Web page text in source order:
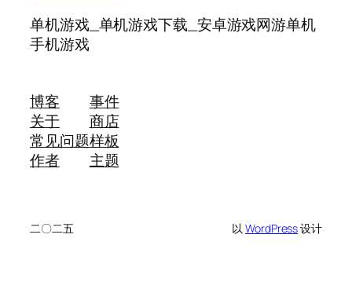
单机游戏_单机游戏下载_安卓游戏网游单机
手机游戏
博客
关于
常见问题
作者
事件
商店
样板
主题
二〇二五 以WordPress设计